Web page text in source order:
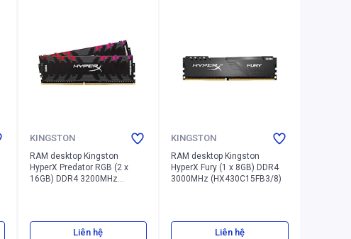
KINGSTON
RAM desktop Kingston
HyperX Predator RGB (2 x
16GB) DDR4 3200MHz
Liên hệ
KINGSTON
RAM desktop Kingston
HyperX Fury (1 x 8GB) DDR4
3000MHz (HX430C15FB3/8)
Liên hệ